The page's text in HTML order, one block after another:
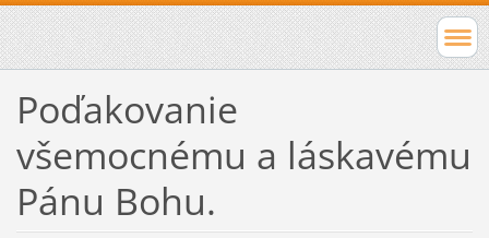
Poďakovanie
všemocnému a láskavému
Pánu Bohu.